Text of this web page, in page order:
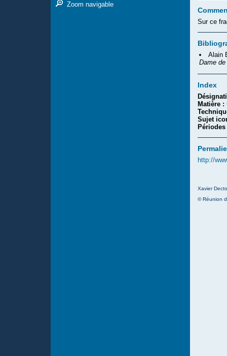
Sur ce
Alain
Dame
Index
Matière :
Sujet
http://
Xavier
© Réunion
Zoom navigable